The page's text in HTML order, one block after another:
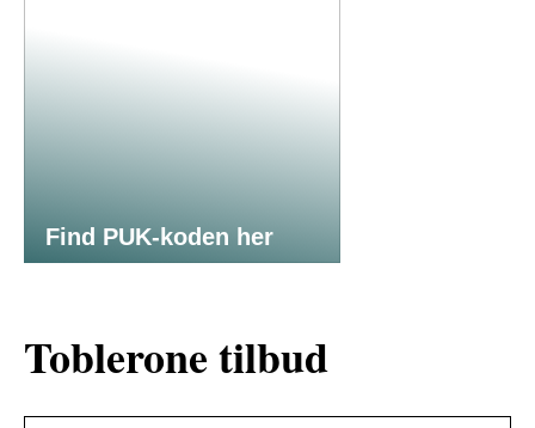
Find PUK-koden her
Toblerone tilbud